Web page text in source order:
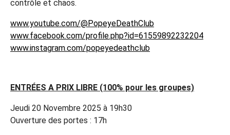
contrôle et chaos.
www.youtube.com/@PopeyeDeathClub
www.facebook.com/profile.php?id=61559892232204
www.instagram.com/popeyedeathclub
ENTRÉES A PRIX LIBRE (100% pour les groupes)
Jeudi 20 Novembre 2025 à 19h30
Ouverture des portes : 17h